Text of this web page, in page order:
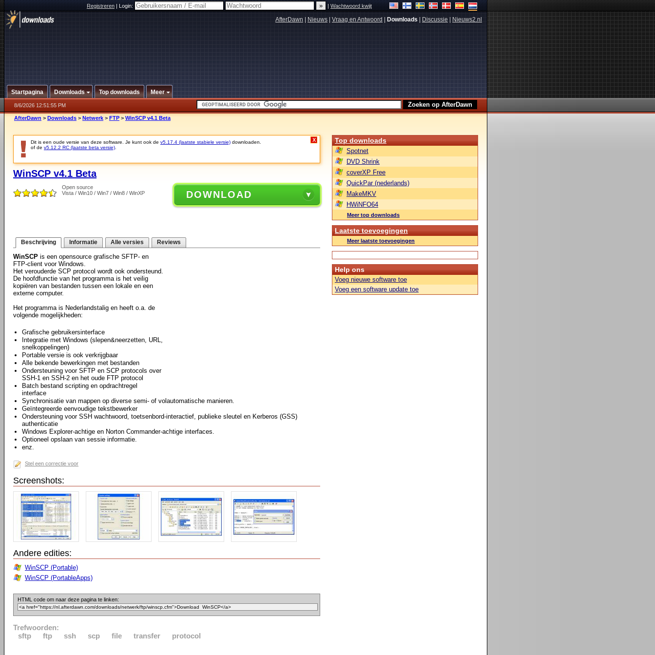
Registreren|Login: |Wachtwoord kwijt
AfterDawn Nieuws Vraag en Antwoord Downloads Discussie Nieuws2.nl
Startpagina Downloads Top downloads Meer
8/6/2026 12:51:55 PM
AfterDawn > Downloads > Netwerk > FTP > WinSCP v4.1 Beta
Dit is een oude versie van deze software. Je kunt ook de v5.17.4 (laatste stabiele versie) downloaden.
of de v5.12.2 RC (laatste beta versie)
X
WinSCP v4.1 Beta
Open source
Vista / Win10 / Win7 / Win8 / WinXP
DOWNLOAD
Beschrijving Informatie Alle versies Reviews
WinSCP is een opensource grafische SFTP- en
FTP-client voor Windows.
Het verouderde SCP protocol wordt ook ondersteund.
De hoofdfunctie van het programma is het veilig
kopiëren van bestanden tussen een lokale en een
externe computer.
Het programma is Nederlandstalig en heeft o.a. de
volgende mogelijkheden:
Grafische gebruikersinterface
Integratie met Windows (slepen&neerzetten, URL,
snelkoppelingen)
Portable versie is ook verkrijgbaar
Alle bekende bewerkingen met bestanden
Ondersteuning voor SFTP en SCP protocols over
SSH-1 en SSH-2 en het oude FTP protocol
Batch bestand scripting en opdrachtregel
interface
Synchronisatie van mappen op diverse semi- of volautomatische manieren.
Geïntegreerde eenvoudige tekstbewerker
Ondersteuning voor SSH wachtwoord, toetsenbord-interactief, publieke sleutel en Kerberos (GSS)
authenticatie
Windows Explorer-achtige en Norton Commander-achtige interfaces.
Optioneel opslaan van sessie informatie.
enz.
Stel een correctie voor
Screenshots:
Andere edities:
WinSCP (Portable)
WinSCP (PortableApps)
HTML code om naar deze pagina te linken:
Trefwoorden:
sftp
ftp ssh scp file transfer protocol
Top downloads
Spotnet
DVD Shrink
coverXP Free
QuickPar (nederlands)
MakeMKV
HWiNFO64
Meer top downloads
Laatste toevoegingen
Meer laatste toevoegingen
Help ons
Voeg nieuwe software toe
Voeg een software update toe